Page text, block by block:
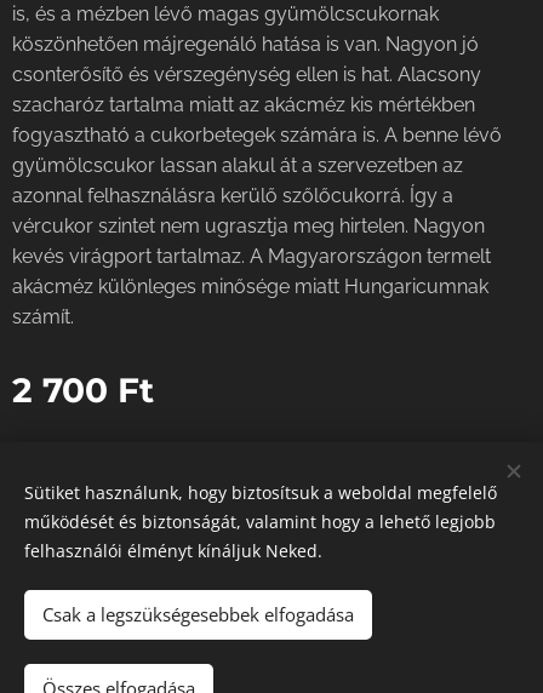
is, és a mézben lévő magas gyümölcscukornak
köszönhetően májregenáló hatása is van. Nagyon jó
csonterősítő és vérszegénység ellen is hat. Alacsony
szacharóz tartalma miatt az akácméz kis mértékben
fogyasztható a cukorbetegek számára is. A benne lévő
gyümölcscukor lassan alakul át a szervezetben az
azonnal felhasználásra kerülő szőlőcukorrá. Így a
vércukor szintet nem ugrasztja meg hirtelen. Nagyon
kevés virágport tartalmaz. A Magyarországon termelt
akácméz különleges minősége miatt Hungaricumnak
számít.
2 700 Ft
Instagram facebook
Sütiket használunk, hogy biztosítsuk a weboldal megfelelő
működését és biztonságát, valamint hogy a lehető legjobb
felhasználói élményt kínáljuk Neked.
Csak a legszükségesebbek elfogadása
Összes elfogadása